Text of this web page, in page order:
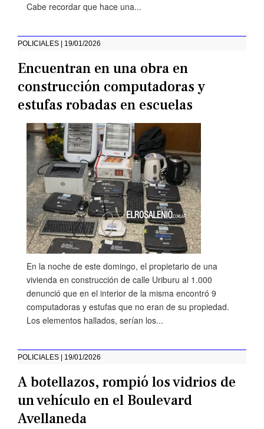
Cabe recordar que hace una...
POLICIALES | 19/01/2026
Encuentran en una obra en
construcción computadoras y
estufas robadas en escuelas
En la noche de este domingo, el propietario de una
vivienda en construcción de calle Uriburu al 1.000
denunció que en el interior de la misma encontró 9
computadoras y estufas que no eran de su propiedad.
Los elementos hallados, serían los...
POLICIALES | 19/01/2026
A botellazos, rompió los vidrios de
un vehículo en el Boulevard
Avellaneda